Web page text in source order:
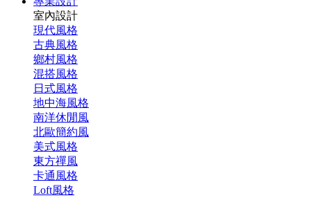
室內設計
現代風格
古典風格
鄉村風格
混搭風格
日式風格
地中海風格
南洋休閒風
北歐簡約風
美式風格
東方禪風
卡通風格
Loft風格